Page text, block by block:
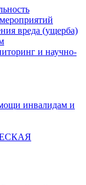
вреда (ущерба)
и научно-
инвалидам и